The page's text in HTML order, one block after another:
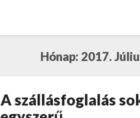
Hónap: 2017.
A
A szállásfoglalás